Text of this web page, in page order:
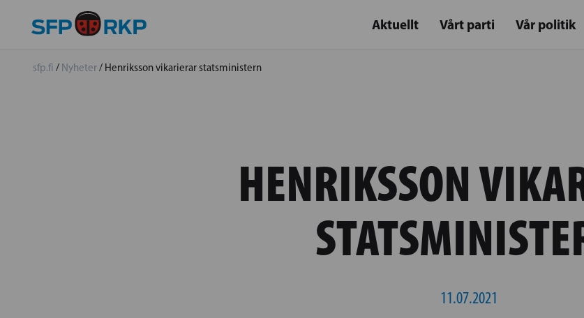
Aktuellt Vårt parti Vår politik
sfp.fi / Nyheter/ Henriksson vikarierar statsministern
HENRIKSSON
11.07.2021